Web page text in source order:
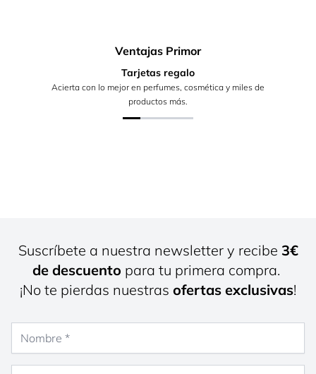
Ventajas Primor
Tarjetas regalo
Acierta con lo mejor en perfumes, cosmética y miles de
productos más.
Suscríbete a nuestra newsletter y recibe 3€
de descuento para tu primera compra.
¡No te pierdas nuestras ofertas exclusivas!